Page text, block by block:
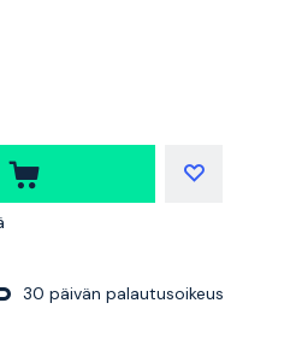
30 päivän palautusoikeus